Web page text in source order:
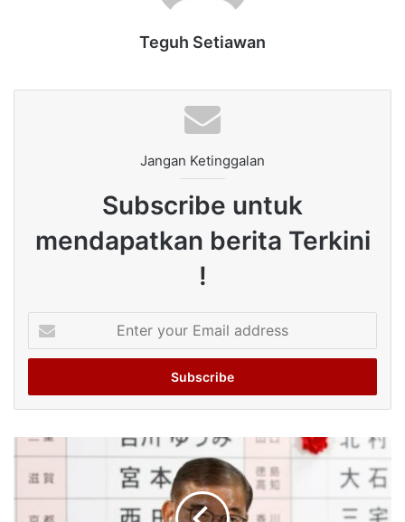
Teguh Setiawan
Jangan Ketinggalan
Subscribe untuk
mendapatkan berita Terkini
!
your
Email